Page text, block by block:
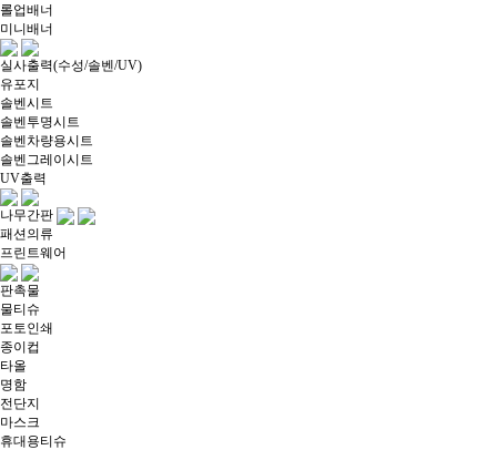
롤업배너
미니배너
실사출력(수성/솔벤/UV)
유포지
솔벤시트
솔벤투명시트
솔벤차량용시트
솔벤그레이시트
UV출력
나무간판
패션의류
프린트웨어
판촉물
물티슈
포토인쇄
종이컵
타올
명함
전단지
마스크
휴대용티슈